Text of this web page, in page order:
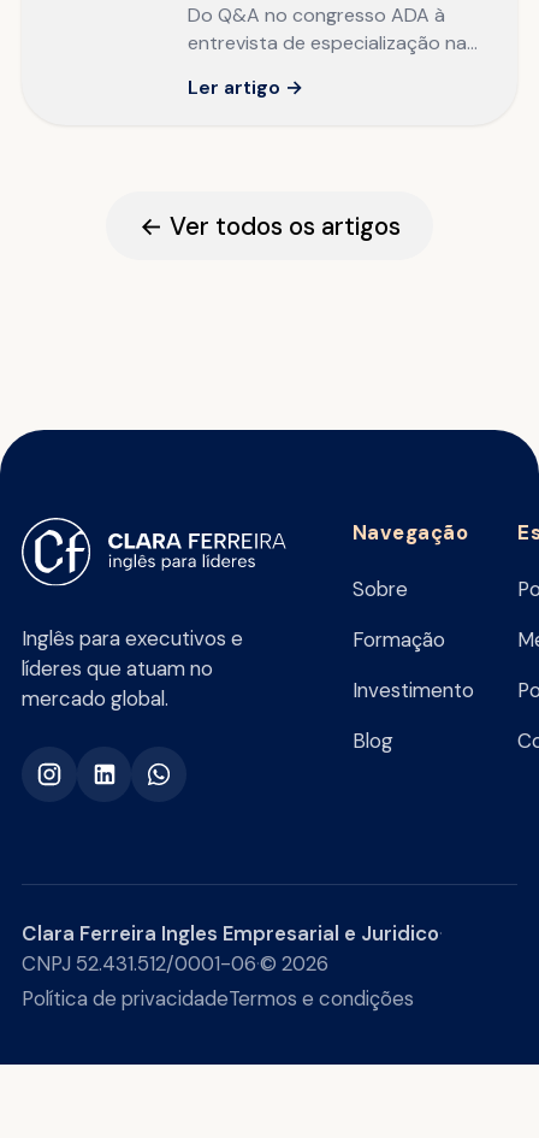
Do Q&A no congresso ADA à
entrevista de especialização na
dentista com habilidade técnica
Ler artigo →
← Ver todos os artigos
Inglês para executivos e
líderes que atuam no
mercado global.
Navegação
Sobre
Formação
Investimento
Blog
Clara Ferreira Ingles Empresarial e Juridico·
CNPJ 52.431.512/0001-06·© 2026
Política de privacidadeTermos e condições